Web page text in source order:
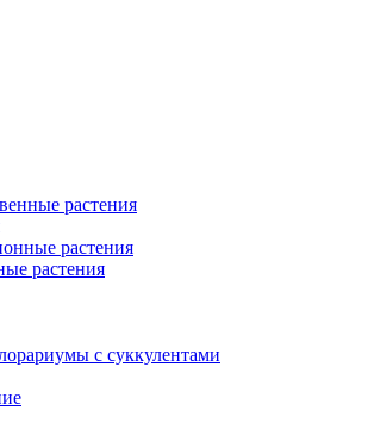
растения
растения
растения
с суккулентами